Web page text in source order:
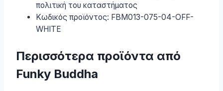
πολιτική του καταστήματος
Κωδικός προϊόντος: FBM013-075-04-OFF-
WHITE
Περισσότερα προϊόντα από
Funky Buddha